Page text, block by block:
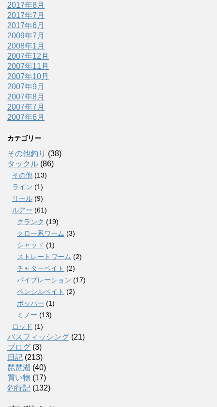
2017年8月
2017年7月
2017年6月
2009年7月
2008年1月
2007年12月
2007年11月
2007年10月
2007年9月
2007年8月
2007年7月
2007年6月
カテゴリー
その他釣り (38)
タックル (86)
その他 (13)
ライン (1)
リール (9)
ルアー (61)
クランク (19)
クロー系ワーム (3)
シャッド (1)
ストレートワーム (2)
チャターベイト (2)
バイブレーション (17)
ペンシルベイト (2)
ポッパー (1)
ミノー (13)
ロッド (1)
バスフィッシング (21)
ブログ (3)
日記 (213)
琵琶湖 (40)
買い物 (17)
釣行記 (132)